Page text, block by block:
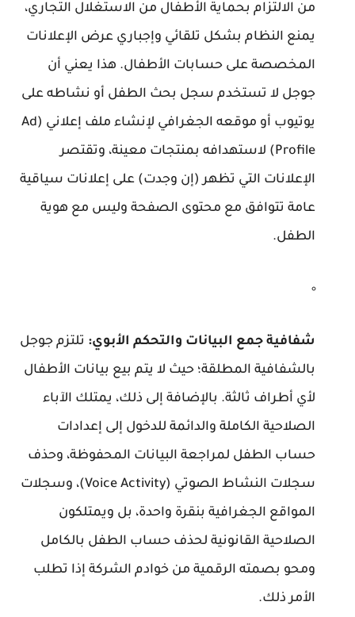
من الالتزام بحماية الأطفال من الاستغلال التجاري،
يمنع النظام بشكل تلقائي وإجباري عرض الإعلانات
المخصصة على حسابات الأطفال. هذا يعني أن
جوجل لا تستخدم سجل بحث الطفل أو نشاطه على
يوتيوب أو موقعه الجغرافي لإنشاء ملف إعلاني (Ad
Profile) لاستهدافه بمنتجات معينة، وتقتصر
الإعلانات التي تظهر (إن وجدت) على إعلانات سياقية
عامة تتوافق مع محتوى الصفحة وليس مع هوية
الطفل.
شفافية جمع البيانات والتحكم الأبوي: تلتزم جوجل
بالشفافية المطلقة؛ حيث لا يتم بيع بيانات الأطفال
لأي أطراف ثالثة. بالإضافة إلى ذلك، يمتلك الآباء
الصلاحية الكاملة والدائمة للدخول إلى إعدادات
حساب الطفل لمراجعة البيانات المحفوظة، وحذف
سجلات النشاط الصوتي (Voice Activity)، وسجلات
المواقع الجغرافية بنقرة واحدة، بل ويمتلكون
الصلاحية القانونية لحذف حساب الطفل بالكامل
ومحو بصمته الرقمية من خوادم الشركة إذا تطلب
الأمر ذلك.